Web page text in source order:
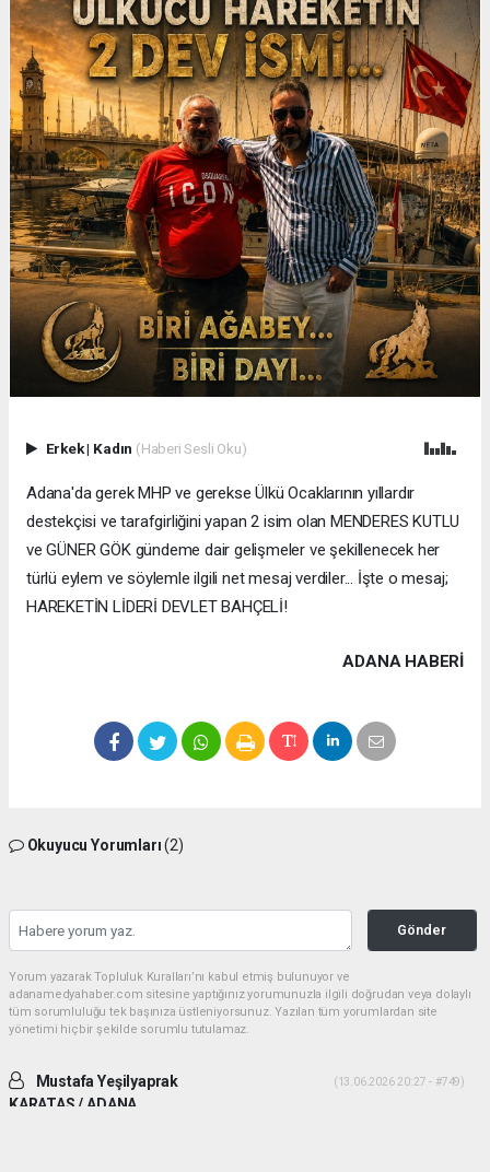
Erkek| Kadın (Haberi Sesli Oku)
Adana'da gerek MHP ve gerekse Ülkü Ocaklarının yıllardır
destekçisi ve tarafgirliğini yapan 2 isim olan MENDERES KUTLU
ve GÜNER GÖK gündeme dair gelişmeler ve şekillenecek her
türlü eylem ve söylemle ilgili net mesaj verdiler... İşte o mesaj;
HAREKETİN LİDERİ DEVLET BAHÇELİ!
ADANA HABERİ
Okuyucu Yorumları(2)
Gönder
Yorum yazarak Topluluk Kuralları’nı kabul etmiş bulunuyor ve
adanamedyahaber.com sitesine yaptığınız yorumunuzla ilgili doğrudan veya dolaylı
tüm sorumluluğu tek başınıza üstleniyorsunuz. Yazılan tüm yorumlardan site
yönetimi hiçbir şekilde sorumlu tutulamaz.
Mustafa Yeşilyaprak
KARATAS / ADANA
(13.06.2026 20:27 - #749)